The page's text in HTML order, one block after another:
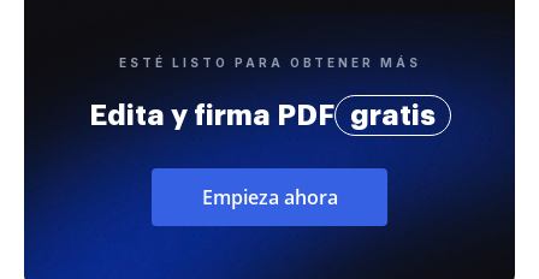
ESTÉ LISTO PARA OBTENER MÁS
Edita y firma PDF gratis
Empieza ahora